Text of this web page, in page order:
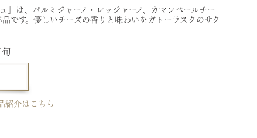
は、パルミジャーノ・レッジャーノ、カマンベールチー
です。優しいチーズの香りと味わいをガトーラスクのサク
紹介はこちら